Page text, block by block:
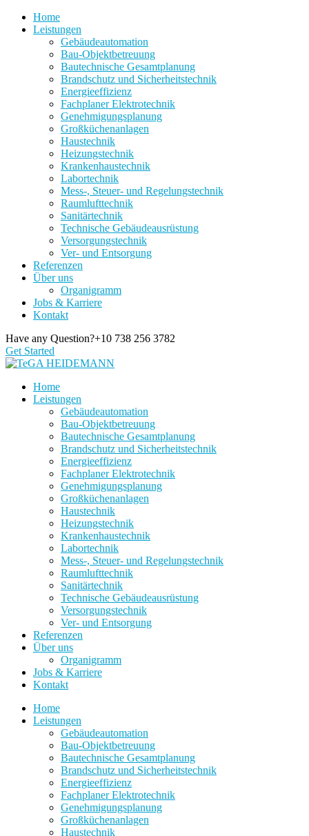
Home
Leistungen
Gebäudeautomation
Bau-Objektbetreuung
Bautechnische Gesamtplanung
Brandschutz und Sicherheitstechnik
Energieeffizienz
Fachplaner Elektrotechnik
Genehmigungsplanung
Großküchenanlagen
Haustechnik
Heizungstechnik
Krankenhaustechnik
Labortechnik
Mess-, Steuer- und Regelungstechnik
Raumlufttechnik
Sanitärtechnik
Technische Gebäudeausrüstung
Versorgungstechnik
Ver- und Entsorgung
Referenzen
Über uns
Organigramm
Jobs & Karriere
Kontakt
Have any Question?+10 738 256 3782
Get Started
Home
Leistungen
Gebäudeautomation
Bau-Objektbetreuung
Bautechnische Gesamtplanung
Brandschutz und Sicherheitstechnik
Energieeffizienz
Fachplaner Elektrotechnik
Genehmigungsplanung
Großküchenanlagen
Haustechnik
Heizungstechnik
Krankenhaustechnik
Labortechnik
Mess-, Steuer- und Regelungstechnik
Raumlufttechnik
Sanitärtechnik
Technische Gebäudeausrüstung
Versorgungstechnik
Ver- und Entsorgung
Referenzen
Über uns
Organigramm
Jobs & Karriere
Kontakt
Home
Leistungen
Gebäudeautomation
Bau-Objektbetreuung
Bautechnische Gesamtplanung
Brandschutz und Sicherheitstechnik
Energieeffizienz
Fachplaner Elektrotechnik
Genehmigungsplanung
Großküchenanlagen
Haustechnik